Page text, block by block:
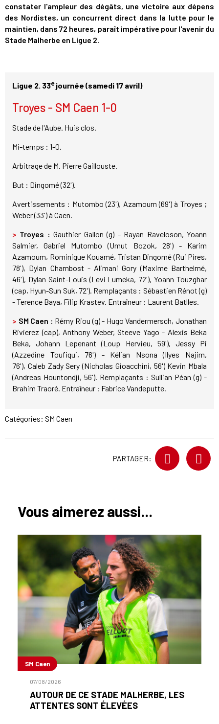
constater l'ampleur des dégâts, une victoire aux dépens
des Nordistes, un concurrent direct dans la lutte pour le
maintien, dans 72 heures, paraît impérative pour l'avenir du
Stade Malherbe en Ligue 2.
Ligue 2. 33ejournée (samedi 17 avril)
Troyes - SM Caen 1-0
Stade de l'Aube. Huis clos.
Mi-temps : 1-0.
Arbitrage de M. Pierre Gaillouste.
But : Dingomé (32').
Avertissements : Mutombo (23'), Azamoum (69') à Troyes ;
Weber (33') à Caen.
> Troyes : Gauthier Gallon (g) - Rayan Raveloson, Yoann
Salmier, Gabriel Mutombo (Umut Bozok, 28') - Karim
Azamoum, Rominigue Kouamé, Tristan Dingomé (Rui Pires,
78'), Dylan Chambost - Alimani Gory (Maxime Barthelmé,
46'), Dylan Saint-Louis (Levi Lumeka, 72'), Yoann Touzghar
(cap, Hyun-Sun Suk, 72'). Remplaçants : Sébastien Rénot (g)
- Terence Baya, Filip Krastev. Entraîneur : Laurent Batlles.
> SM Caen : Rémy Riou (g) - Hugo Vandermersch, Jonathan
Rivierez (cap), Anthony Weber, Steeve Yago - Alexis Beka
Beka, Johann Lepenant (Loup Hervieu, 59'), Jessy Pi
(Azzedine Toufiqui, 76') - Kélian Nsona (Ilyes Najim,
76'), Caleb Zady Sery (Nicholas Gioacchini, 56') Kevin Mbala
(Andreas Hountondji, 56'). Remplaçants : Sullian Péan (g) -
Brahim Traoré. Entraîneur : Fabrice Vandeputte.
Catégories: SM Caen
PARTAGER:
Vous aimerez aussi...
SM Caen
07/08/2026
AUTOUR DE CE STADE MALHERBE, LES
ATTENTES SONT ÉLEVÉES